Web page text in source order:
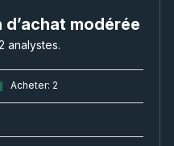
modérée
analystes.
Acheter: 2